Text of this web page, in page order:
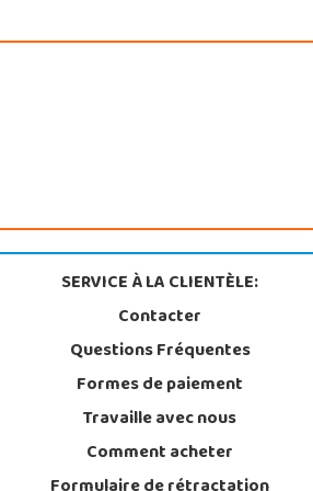
SERVICE À LA CLIENTÈLE:
Contacter
Questions Fréquentes
Formes de paiement
Travaille avec nous
Comment acheter